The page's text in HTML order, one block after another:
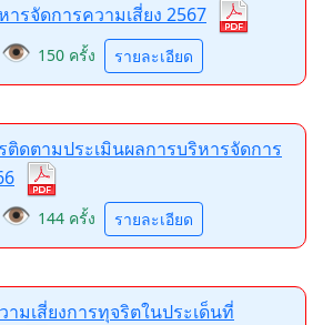
ารจัดการความเสี่ยง 2567
👁️ 150 ครั้ง รายละเอียด
ติดตามประเมินผลการบริหารจัดการ
👁️ 144 ครั้ง รายละเอียด
ามเสี่ยงการทุจริตในประเด็นที่